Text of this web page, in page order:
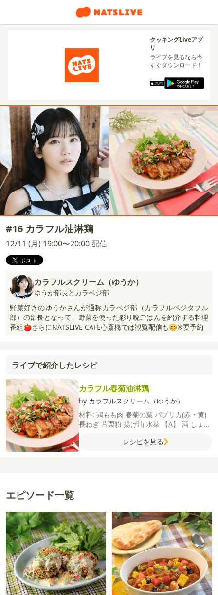
クッキングLiveアプ
リ
ライブを見るなら今
すぐダウンロード！
#16 カラフル油淋鶏
12/11 (月) 19:00〜20:00 配信
カラフルスクリーム（ゆうか）
ゆうか部長とカラベジ部
野菜好きのゆうかさんが通称カラベジ部（カラフルベジタブル
部）の部長となって、野菜を使った彩り晩ごはんを紹介する料理
番組🍅さらにNATSLIVE CAFE心斎橋では観覧配信も😊※要予約
ライブで紹介したレシピ
カラフル春菊油淋鶏
by カラフルスクリーム（ゆうか）
材料: 鶏もも肉 春菊の葉 パプリカ(赤・黄)
長ねぎ 片栗粉 揚げ油 水菜 【A】 酒 しょう
しょうが（すりおろし）
レシピを見る
エピソード一覧